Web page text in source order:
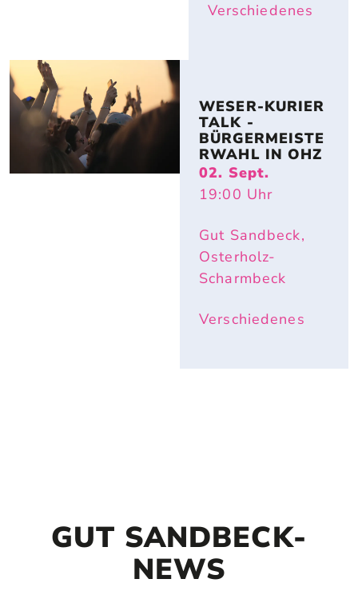
Verschiedenes
WESER-KURIER
TALK -
BÜRGERMEISTE
RWAHL IN OHZ
02. Sept.
19:00 Uhr
Gut Sandbeck,
Osterholz-
Scharmbeck
Verschiedenes
GUT SANDBECK-
NEWS